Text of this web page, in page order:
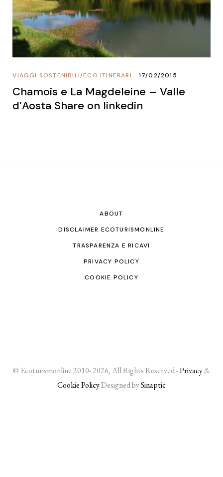
ECO ITINERARI
/
VIAGGI SOSTENIBILI 17/02/2015
Chamois e La Magdeleine – Valle
d’Aosta Share on linkedin
ABOUT
DISCLAIMER ECOTURISMONLINE
TRASPARENZA E RICAVI
PRIVACY POLICY
COOKIE POLICY
© Ecoturismonline 2010- 2026, All Rights Reserved -Privacy&
Cookie PolicyDesigned bySinaptic